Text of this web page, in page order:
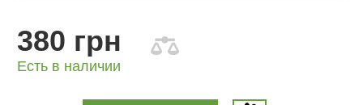
380 грн
Есть в наличии